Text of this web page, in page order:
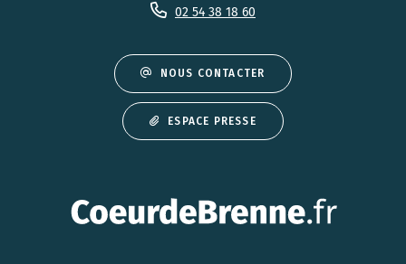
02 54 38 18 60
NOUS CONTACTER
ESPACE PRESSE